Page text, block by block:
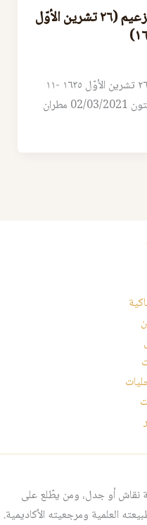
مطران حلب ملاتيوس بن الزعيم (٢٦ تشرين الأوّل
مطران حلب ملاتيوس بن الزعيم (٢٦ تشرين الأوّل ١٦٣٥ -١١
تشرين الثّانيّ ١٦٤٧) د.جوزيف زيتون 02/03/2021 مطران
نقاش أو جدل، ومن يطّلع على
العلمية ومرجعيته الأكاديمية.